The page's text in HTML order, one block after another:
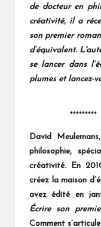
de docteur en
créativité, il a
son premier
d’équivalent.
se lancer dans
plumes et lancez-
*********
David
philosophie,
créativité. En
créez la maison
avezéditéen
Écrire son
Comment